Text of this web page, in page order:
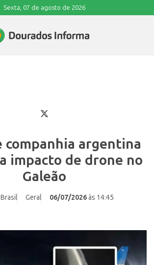
Sexta, 07 de agosto de 2026
companhia argentina
impacto de drone no
Galeão
Geral 06/07/2026 às 14:45